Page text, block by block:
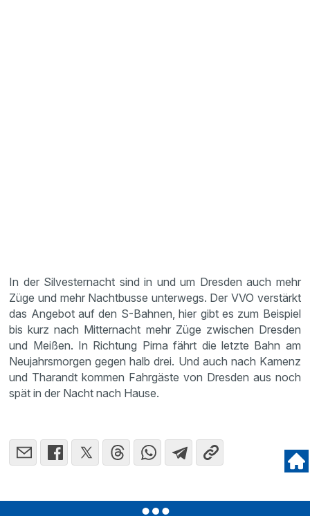
In der Silvesternacht sind in und um Dresden auch mehr
Züge und mehr Nachtbusse unterwegs. Der VVO verstärkt
das Angebot auf den S-Bahnen, hier gibt es zum Beispiel
bis kurz nach Mitternacht mehr Züge zwischen Dresden
und Meißen. In Richtung Pirna fährt die letzte Bahn am
Neujahrsmorgen gegen halb drei. Und auch nach Kamenz
und Tharandt kommen Fahrgäste von Dresden aus noch
spät in der Nacht nach Hause.